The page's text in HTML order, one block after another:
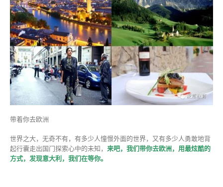
带着你去欧洲
世界之大，无奇不有，有多少人憧憬外面的世界，又有多少人勇敢地背
起行囊走出国门探索心中的未知， 来吧，我们带你去欧洲，用最炫酷的
方式，发现意大利，我们在等你。